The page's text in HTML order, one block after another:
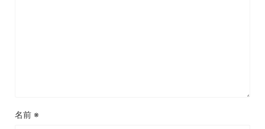
名前 ※